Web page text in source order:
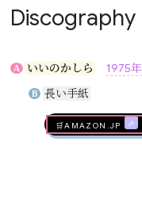
Discography
A いいのかしら 1975年
B 長い手紙
🛒AMAZON.jp